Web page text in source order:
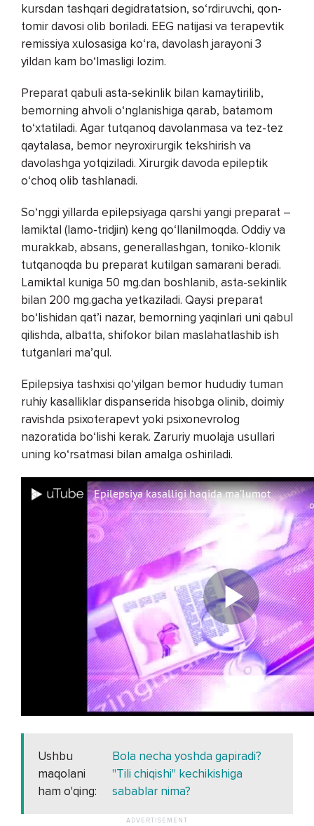
kursdan tashqari degidratatsion, so‘rdiruvchi, qon-
tomir davosi olib boriladi. EEG natijasi va terapevtik
remissiya xulosasiga ko‘ra, davolash jarayoni 3
yildan kam bo‘lmasligi lozim.
Preparat qabuli asta-sekinlik bilan kamaytirilib,
bemorning ahvoli o‘nglanishiga qarab, batamom
to‘xtatiladi. Agar tutqanoq davolanmasa va tez-tez
qaytalasa, bemor neyroxirurgik tekshirish va
davolashga yotqiziladi. Xirurgik davoda epileptik
o‘choq olib tashlanadi.
So‘nggi yillarda epilepsiyaga qarshi yangi preparat –
lamiktal (lamo-tridjin) keng qo‘llanilmoqda. Oddiy va
murakkab, absans, generallashgan, toniko-klonik
tutqanoqda bu preparat kutilgan samarani beradi.
Lamiktal kuniga 50 mg.dan boshlanib, asta-sekinlik
bilan 200 mg.gacha yetkaziladi. Qaysi preparat
bo‘lishidan qat’i nazar, bemorning yaqinlari uni qabul
qilishda, albatta, shifokor bilan maslahatlashib ish
tutganlari ma’qul.
Epilepsiya tashxisi qo‘yilgan bemor hududiy tuman
ruhiy kasalliklar dispanserida hisobga olinib, doimiy
ravishda psixoterapevt yoki psixonevrolog
nazoratida bo‘lishi kerak. Zaruriy muolaja usullari
uning ko‘rsatmasi bilan amalga oshiriladi.
Ushbu
maqolani
ham o'qing:
Bola necha yoshda gapiradi?
"Tili chiqishi" kechikishiga
sabablar nima?